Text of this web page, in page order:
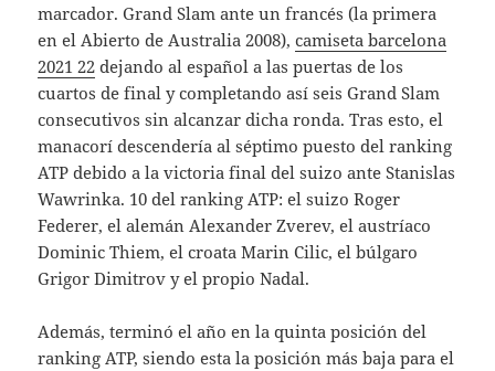
marcador. Grand Slam ante un francés (la primera
en el Abierto de Australia 2008),camiseta barcelona
2021 22 dejando al español a las puertas de los
cuartos de final y completando así seis Grand Slam
consecutivos sin alcanzar dicha ronda. Tras esto, el
manacorí descendería al séptimo puesto del ranking
ATP debido a la victoria final del suizo ante Stanislas
Wawrinka. 10 del ranking ATP: el suizo Roger
Federer, el alemán Alexander Zverev, el austríaco
Dominic Thiem, el croata Marin Cilic, el búlgaro
Grigor Dimitrov y el propio Nadal.
Además, terminó el año en la quinta posición del
ranking ATP, siendo esta la posición más baja para el